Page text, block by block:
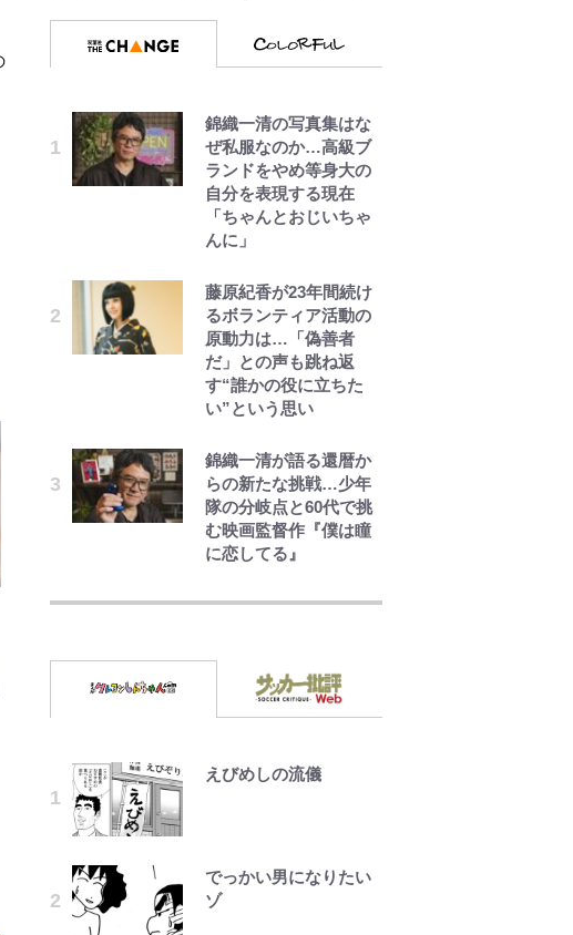
錦織一清の写真集はな
ぜ私服なのか…高級ブ
ランドをやめ等身大の
自分を表現する現在
「ちゃんとおじいちゃ
んに」
藤原紀香が23年間続け
るボランティア活動の
原動力は…「偽善者
だ」との声も跳ね返
す“誰かの役に立ちた
い”という思い
錦織一清が語る還暦か
らの新たな挑戦…少年
隊の分岐点と60代で挑
む映画監督作『僕は瞳
に恋してる』
1回
第3回 出版までの道の
り・その2
レビュー『仮面家族』
えびめしの流儀
でっかい男になりたい
ゾ